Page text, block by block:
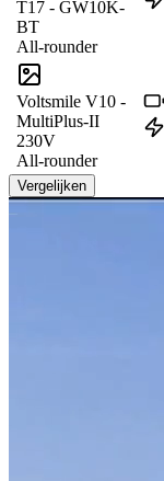
T17 - GW10K-
BT
All-rounder
Voltsmile V10 -
MultiPlus-II
230V
All-rounder
Vergelijken